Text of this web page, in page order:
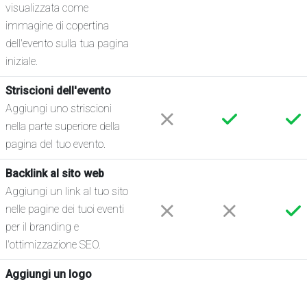
visualizzata come
immagine di copertina
dell'evento sulla tua pagina
iniziale.
Striscioni dell'evento
Aggiungi uno striscioni
nella parte superiore della
pagina del tuo evento.
Backlink al sito web
Aggiungi un link al tuo sito
nelle pagine dei tuoi eventi
per il branding e
l'ottimizzazione SEO.
Aggiungi un logo